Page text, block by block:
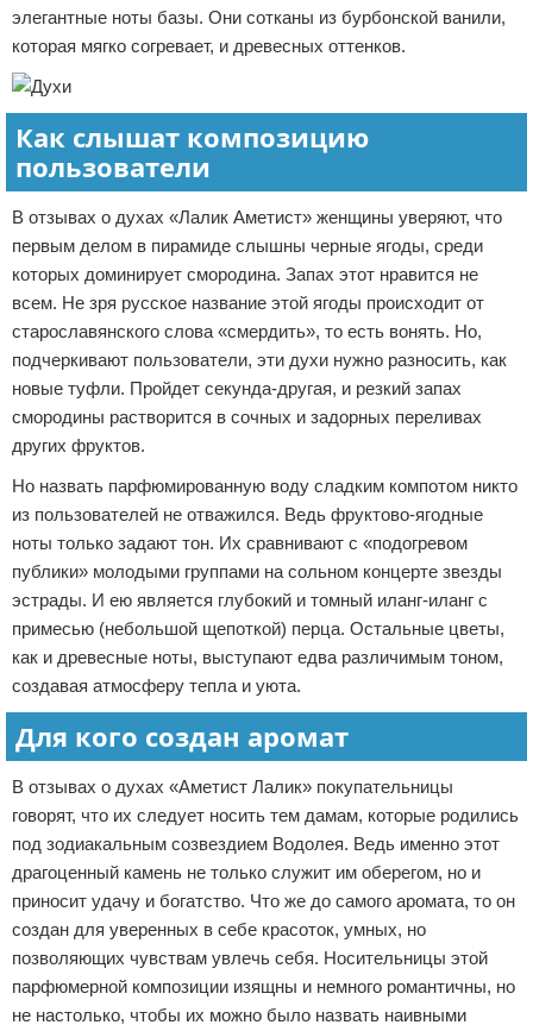
элегантные ноты базы. Они сотканы из бурбонской ванили,
которая мягко согревает, и древесных оттенков.
Как слышат композицию
пользователи
В отзывах о духах «Лалик Аметист» женщины уверяют, что
первым делом в пирамиде слышны черные ягоды, среди
которых доминирует смородина. Запах этот нравится не
всем. Не зря русское название этой ягоды происходит от
старославянского слова «смердить», то есть вонять. Но,
подчеркивают пользователи, эти духи нужно разносить, как
новые туфли. Пройдет секунда-другая, и резкий запах
смородины растворится в сочных и задорных переливах
других фруктов.
Но назвать парфюмированную воду сладким компотом никто
из пользователей не отважился. Ведь фруктово-ягодные
ноты только задают тон. Их сравнивают с «подогревом
публики» молодыми группами на сольном концерте звезды
эстрады. И ею является глубокий и томный иланг-иланг с
примесью (небольшой щепоткой) перца. Остальные цветы,
как и древесные ноты, выступают едва различимым тоном,
создавая атмосферу тепла и уюта.
Для кого создан аромат
В отзывах о духах «Аметист Лалик» покупательницы
говорят, что их следует носить тем дамам, которые родились
под зодиакальным созвездием Водолея. Ведь именно этот
драгоценный камень не только служит им оберегом, но и
приносит удачу и богатство. Что же до самого аромата, то он
создан для уверенных в себе красоток, умных, но
позволяющих чувствам увлечь себя. Носительницы этой
парфюмерной композиции изящны и немного романтичны, но
не настолько, чтобы их можно было назвать наивными